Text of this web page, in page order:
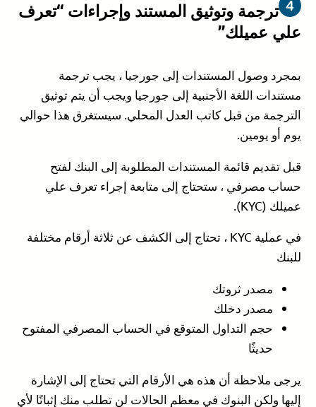
ترجمة وتوثيق المستند وإجراءات “تعرف
علي عميلك”
بمجرد وصول المستندات إلى جورجيا ، يجب ترجمة
مستندات اللغة الأجنبية إلى جورجيا ويجب أن يتم توثيق
الترجمة من قبل كاتب العدل المحلي. سيستغرق هذا حوالي
يوم أو يومين.
قبل تقديم قائمة المستندات المطلوبة إلى البنك لفتح
حساب مصرفي ، ستحتاج إلى متابعة إجراء تعرف علي
عميلك (KYC).
في عملية KYC ، تحتاج إلى الكشف عن ثلاثة أرقام مختلفة
للبنك
مصدر ثروتك
مصدر دخلك
حجم التداول المتوقع في الحساب المصرفي المفتوح
حديثًا
يرجى ملاحظة أن هذه هي الأرقام التي تحتاج إلى الإشارة
إليها ولكن البنوك في معظم الحالات لن تطلب منك إثباتًا لأي